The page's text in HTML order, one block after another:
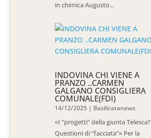
in chimica Augusto...
INDOVINA CHI VIENE A
PRANZO ..CARMEN
GALGANO CONSIGLIERA
COMUNALE(FDI)
14/12/2025 | Basilicatanews
«I “progetti” della giunta Telesca?
Questioni di “facciata”» Per la